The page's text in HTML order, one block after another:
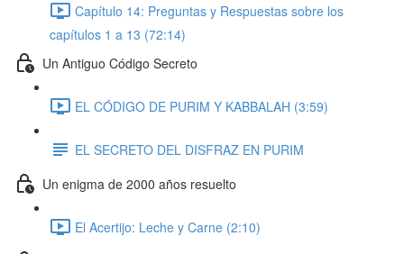
Capítulo 14: Preguntas y Respuestas sobre los
capítulos 1 a 13 (72:14)
Un Antiguo Código Secreto
EL CÓDIGO DE PURIM Y KABBALAH (3:59)
EL SECRETO DEL DISFRAZ EN PURIM
Un enigma de 2000 años resuelto
El Acertijo: Leche y Carne (2:10)